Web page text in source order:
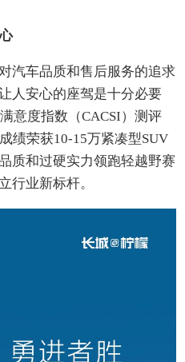
汽车品质和售后服务的追求
人安心的座驾是十分必要
意度指数（CACSI）测评
绩荣获10-15万紧凑型SUV
质和过硬实力领跑轻越野赛
行业新标杆。